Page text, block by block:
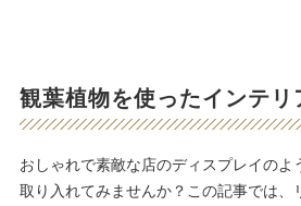
観葉植物を使ったインテリ
おしゃれで素敵な店のディスプレイのよ
取り入れてみませんか？この記事では、